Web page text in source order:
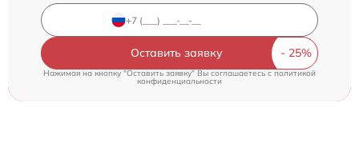
Оставить заявку
Нажимая на кнопку "Оставить заявку" Вы соглашаетесь cполитикой
конфиденциальности